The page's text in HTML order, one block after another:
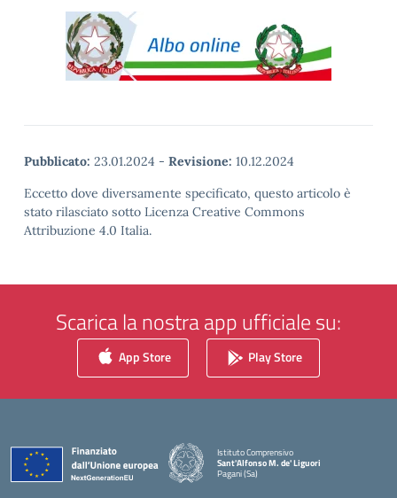
Pubblicato: 23.01.2024 - Revisione: 10.12.2024
Eccetto dove diversamente specificato, questo articolo è
stato rilasciato sotto Licenza Creative Commons
Attribuzione 4.0 Italia.
Scarica la nostra app ufficiale su:
App Store Play Store
Istituto Comprensivo
Sant'Alfonso M. de' Liguori
Pagani (Sa)
— Visita la pagina iniziale della scuola